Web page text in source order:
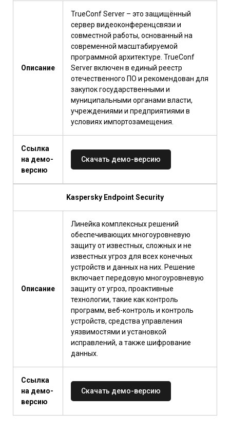
Описание
TrueConf Server – это защищённый
сервер видеоконференцсвязи и
совместной работы, основанный на
современной масштабируемой
программной архитектуре. TrueConf
Server включен в единый реестр
отечественного ПО и рекомендован для
закупок государственными и
муниципальными органами власти,
учреждениями и предприятиями в
условиях импортозамещения.
Ссылка
на демо-
версию
Скачать демо-версию
Kaspersky Endpoint Security
Описание
Линейка комплексных решений
обеспечивающих многоуровневую
защиту от известных, сложных и не
известных угроз для всех конечных
устройств и данных на них. Решение
включает передовую многоуровневую
защиту от угроз, проактивные
технологии, такие как контроль
программ, веб-контроль и контроль
устройств, средства управления
уязвимостями и установкой
исправлений, а также шифрование
данных.
Ссылка
на демо-
версию
Скачать демо-версию